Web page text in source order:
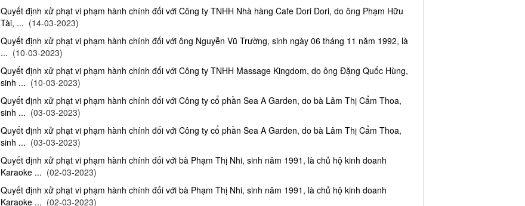
Quyết định xử phạt vi phạm hành chính đối với Công ty TNHH Nhà hàng Cafe Dori Dori, do ông Phạm Hữu
Tài, ... (14-03-2023)
Quyết định xử phạt vi phạm hành chính đối với ông Nguyễn Vũ Trường, sinh ngày 06 tháng 11 năm 1992, là
... (10-03-2023)
Quyết định xử phạt vi phạm hành chính đối với Công ty TNHH Massage Kingdom, do ông Đặng Quốc Hùng,
sinh ... (10-03-2023)
Quyết định xử phạt vi phạm hành chính đối với Công ty cổ phần Sea A Garden, do bà Lâm Thị Cẩm Thoa,
sinh ... (03-03-2023)
Quyết định xử phạt vi phạm hành chính đối với Công ty cổ phần Sea A Garden, do bà Lâm Thị Cẩm Thoa,
sinh ... (03-03-2023)
Quyết định xử phạt vi phạm hành chính đối với bà Phạm Thị Nhi, sinh năm 1991, là chủ hộ kinh doanh
Karaoke ... (02-03-2023)
Quyết định xử phạt vi phạm hành chính đối với bà Phạm Thị Nhi, sinh năm 1991, là chủ hộ kinh doanh
Karaoke ... (02-03-2023)